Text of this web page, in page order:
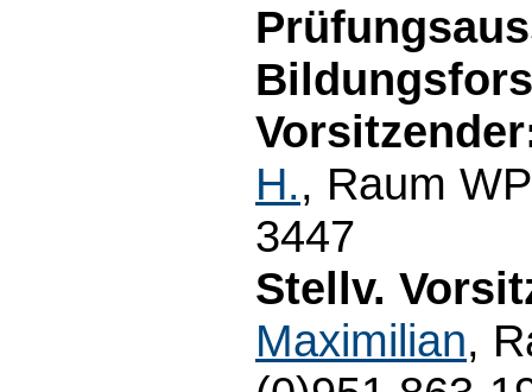
H., Raum
3447
Stellv.
Maximilian,